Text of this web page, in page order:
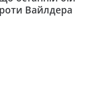
Вайлдера